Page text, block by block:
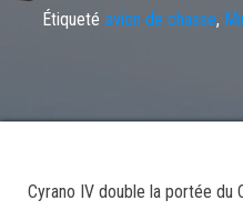
Étiqueté avion de chasse,
Cyrano IV double la portée du